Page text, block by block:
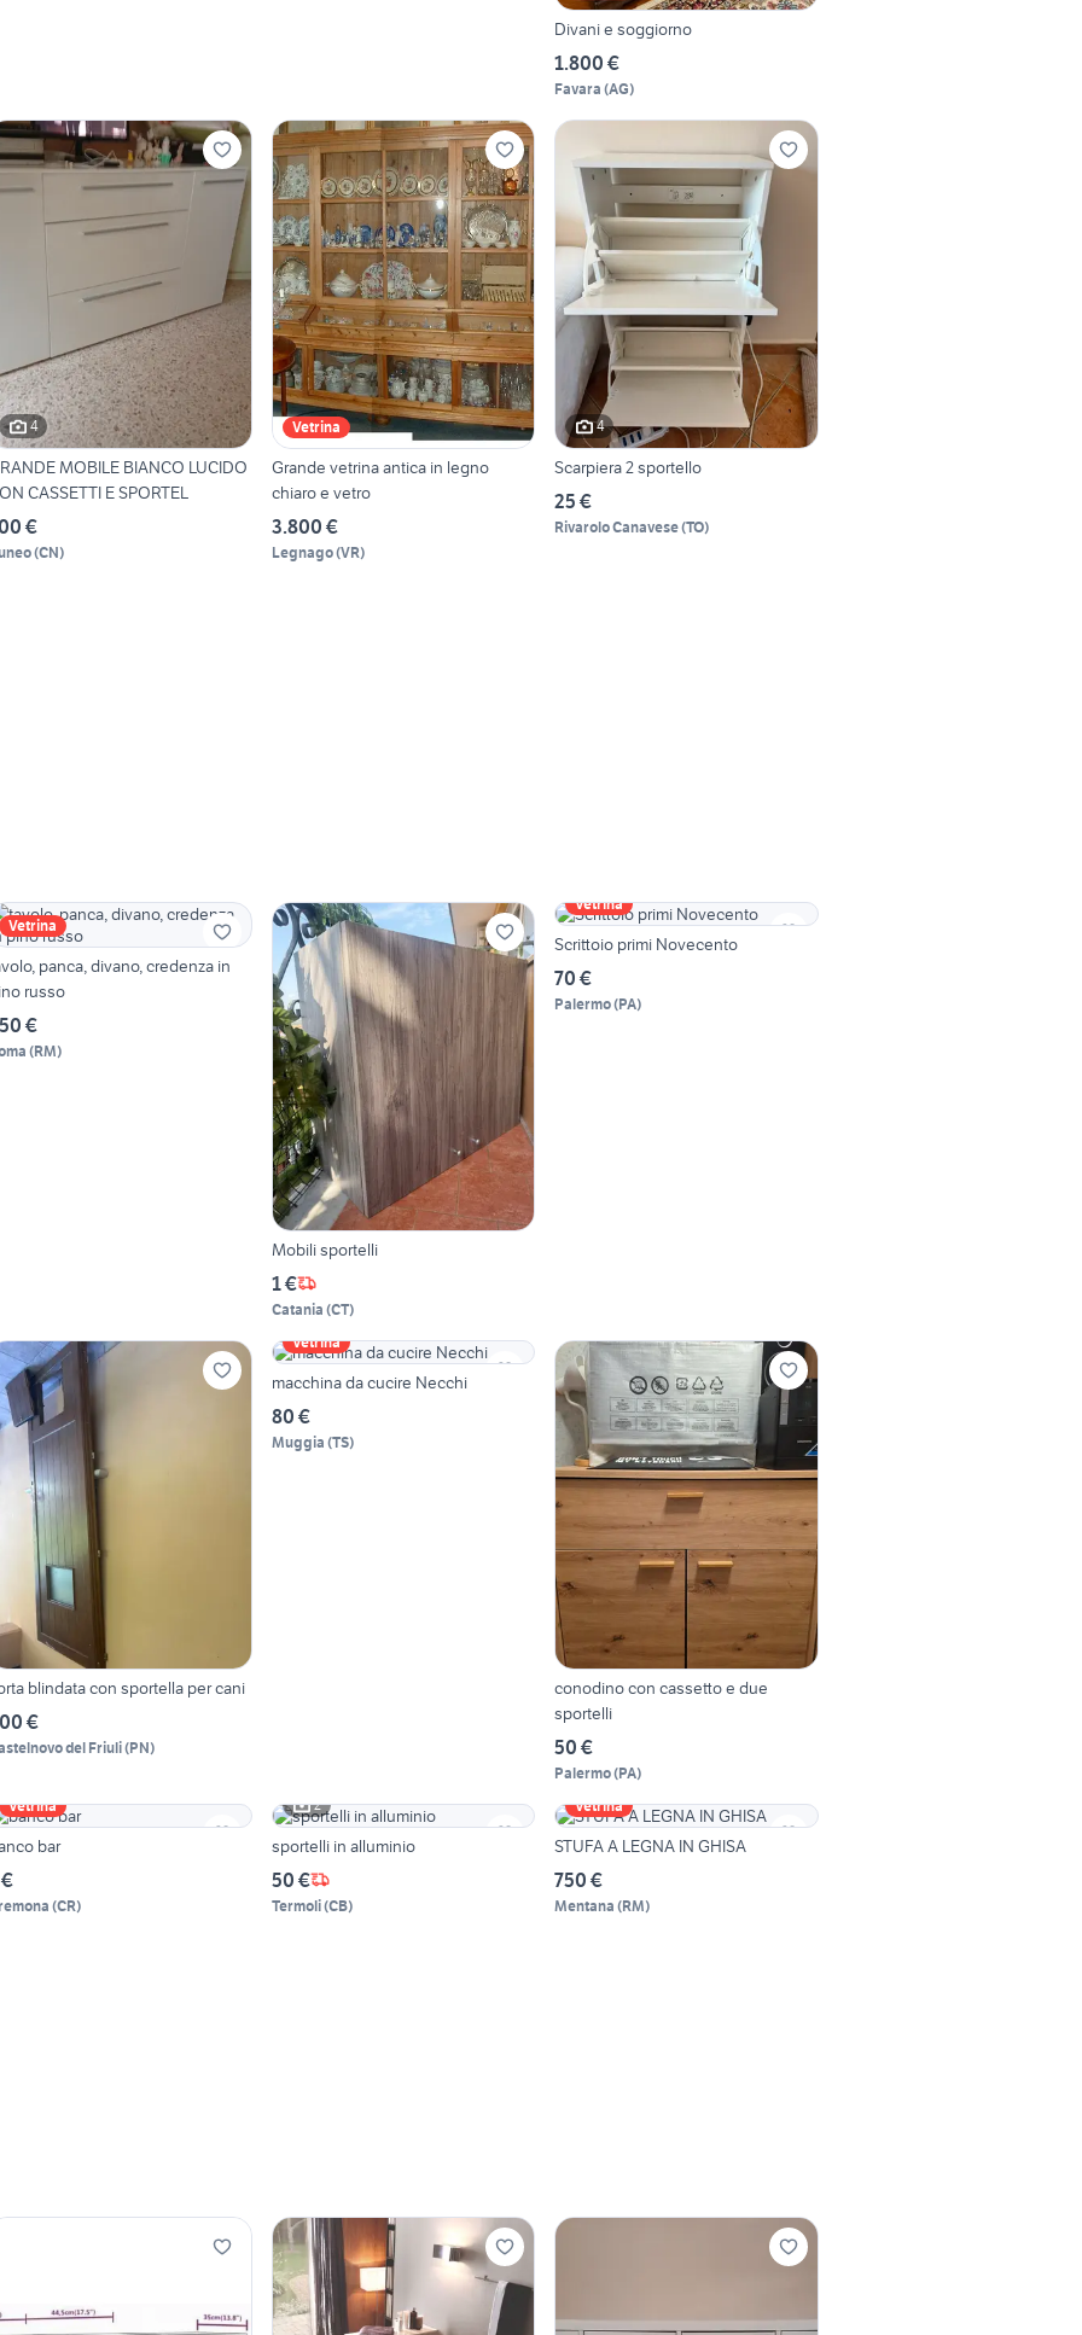
Divani e soggiorno
1.800 €
Favara (AG)
4
MOBILE BIANCO LUCIDO
CASSETTI E SPORTEL
€
(CN)
Vetrina
Grande vetrina antica in legno
chiaro e vetro
3.800 €
Legnago(VR)
4
Scarpiera 2 sportello
25 €
Rivarolo Canavese(TO)
Vetrina
panca, divano, credenza in
russo
€
(RM)
Mobili sportelli
1 €
Catania (CT)
Vetrina
Scrittoio primi Novecento
70 €
Palermo(PA)
blindata con sportella per cani
€
del Friuli(PN)
Vetrina
macchina da cucire Necchi
80 €
Muggia (TS)
conodino con cassetto e due
sportelli
50 €
Palermo(PA)
Vetrina
bar
(CR)
2
sportelli in alluminio
50 €
Termoli(CB)
Vetrina
STUFA A LEGNA IN GHISA
750 €
Mentana (RM)